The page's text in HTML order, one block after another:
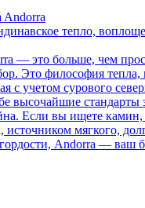
Andorra
тепло,
— это больше, чем
Это философия тепла,
с учетом сурового
высочайшие стандарты
Если вы ищете камин,
мягкого,
Andorra — ваш